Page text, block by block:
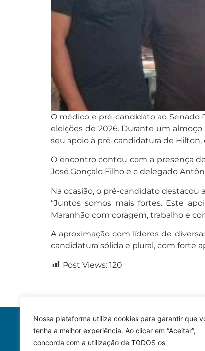
Nossa plataforma utiliza cookies para garantir que
tenha a melhor experiência. Ao clicar em “Aceitar”,
concorda com a utilização de TODOS os
O médico e pré-candidato ao Senado
eleições de 2026. Durante um
seu apoio à pré-candidatura de
O encontro contou com a presença
José Gonçalo Filho e o delegado
Na ocasião, o pré-candidato destacou
“Juntos somos mais fortes. Este
Maranhão com coragem, trabalho e
A aproximação com líderes de
candidatura sólida e plural, com forte
Post Views: 120